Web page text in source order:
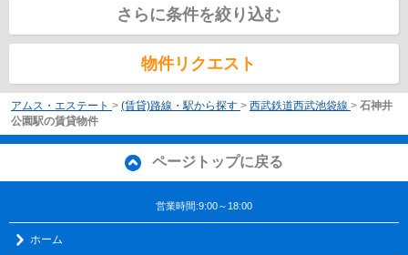
さらに条件を絞り込む
物件リクエスト
アムス・エステート > (賃貸)路線・駅から探す > 西武鉄道西武池袋線 > 石神井
公園駅の賃貸物件
ページトップに戻る
営業時間:9:00～18:00
ホーム